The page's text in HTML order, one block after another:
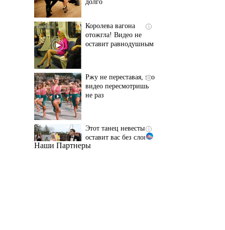
отожгла! Видео не
i
Ржу не переставая, это
Этот танец невесты
Ролик длится пару
Наши Партнеры